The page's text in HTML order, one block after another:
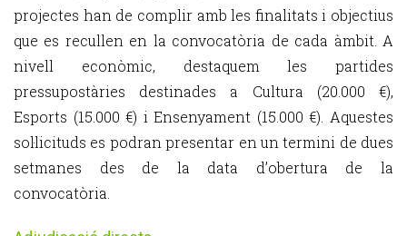
projectes han de complir amb les finalitats i objectius
que es recullen en la convocatòria de cada àmbit. A
nivell econòmic, destaquem les partides
pressupostàries destinades a Cultura (20.000 €),
Esports (15.000 €) i Ensenyament (15.000 €). Aquestes
sol·licituds es podran presentar en un termini de dues
setmanes des de la data d’obertura de la
convocatòria.